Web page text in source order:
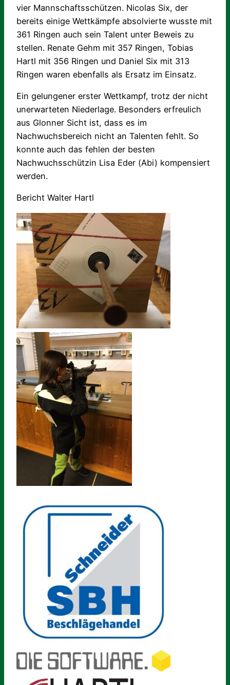
vier Mannschaftsschützen. Nicolas Six, der
bereits einige Wettkämpfe absolvierte wusste mit
361 Ringen auch sein Talent unter Beweis zu
stellen. Renate Gehm mit 357 Ringen, Tobias
Hartl mit 356 Ringen und Daniel Six mit 313
Ringen waren ebenfalls als Ersatz im Einsatz.
Ein gelungener erster Wettkampf, trotz der nicht
unerwarteten Niederlage. Besonders erfreulich
aus Glonner Sicht ist, dass es im
Nachwuchsbereich nicht an Talenten fehlt. So
konnte auch das fehlen der besten
Nachwuchsschützin Lisa Eder (Abi) kompensiert
werden.
Bericht Walter Hartl